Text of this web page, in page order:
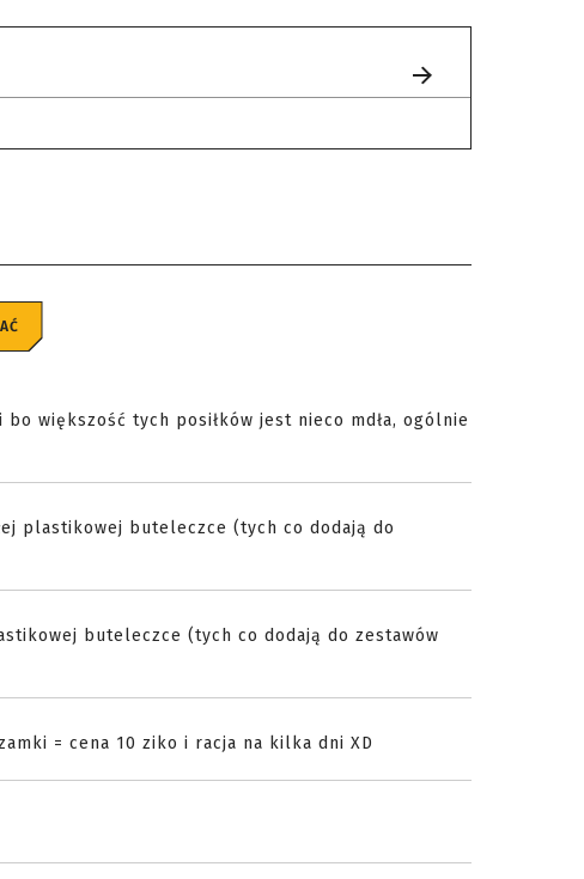
większość tych posiłków jest nieco mdła, ogólnie
plastikowej buteleczce (tych co dodają do
buteleczce (tych co dodają do zestawów
= cena 10 ziko i racja na kilka dni XD